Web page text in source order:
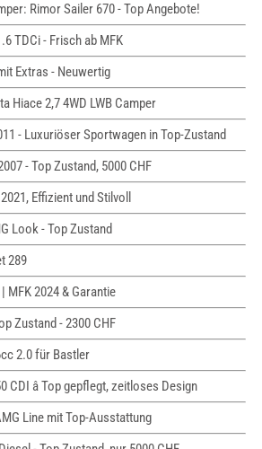
Rimor Sailer 670 - Top Angebote!
TDCi - Frisch ab MFK
Extras - Neuwertig
Hiace 2,7 4WD LWB Camper
- Luxuriöser Sportwagen in Top-Zustand
- Top Zustand, 5000 CHF
Effizient und Stilvoll
Look - Top Zustand
289
MFK 2024 & Garantie
Zustand - 2300 CHF
2.0 für Bastler
CDI â Top gepflegt, zeitloses Design
Line mit Top-Ausstattung